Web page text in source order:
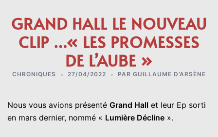
GRAND HALL LE NOUVEAU
CLIP …« LES PROMESSES
DE L’AUBE »
CHRONIQUES 27/04/2022 PAR GUILLAUME D’ARSÈNE
Nous vous avions présenté Grand Hall et leur Ep sorti
en mars dernier, nommé « Lumière Décline ».